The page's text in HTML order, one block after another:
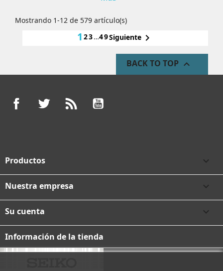
Mostrando 1-12 de 579 artículo(s)
1 23…49Siguiente 
BACK TO TOP 
FacebookTwitter
Productos 
Nuestra empresa 
Su cuenta 
Información de la tienda